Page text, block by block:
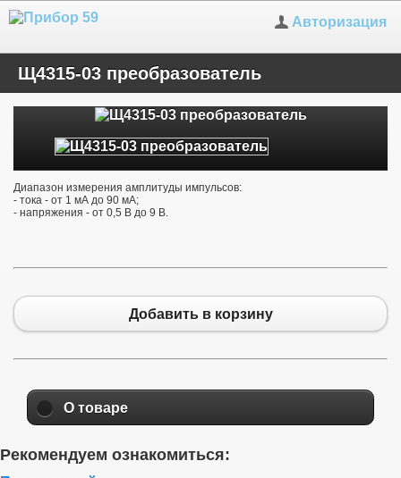
Авторизация
Щ4315-03 преобразователь
Диапазон измерения амплитуды импульсов:
- тока - от 1 мА до 90 мА;
- напряжения - от 0,5 В до 9 В.
Добавить в корзину
О товаре
Рекомендуем ознакомиться: